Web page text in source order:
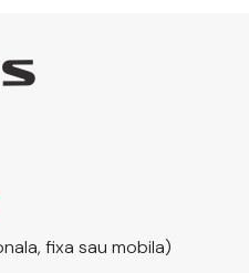
fixa sau mobila)